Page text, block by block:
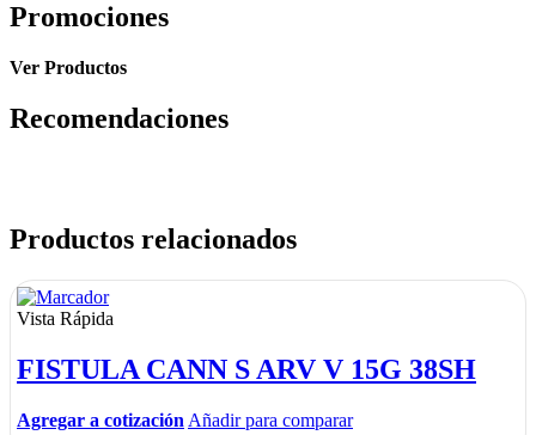
Promociones
Ver Productos
Recomendaciones
Productos relacionados
Vista Rápida
FISTULA CANN S ARV V 15G 38SH
Agregar a cotización Añadir para comparar